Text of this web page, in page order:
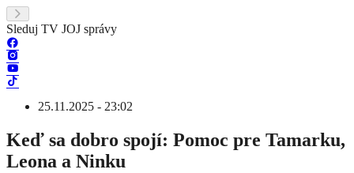
Sleduj TV JOJ správy
25.11.2025 - 23:02
Keď sa dobro spojí: Pomoc pre Tamarku,
Leona a Ninku